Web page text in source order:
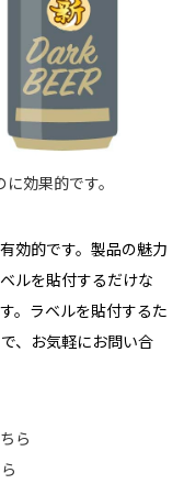
効果的です。
効的です。製品の魅力
ルを貼付するだけな
。ラベルを貼付するた
、お気軽にお問い合
ら